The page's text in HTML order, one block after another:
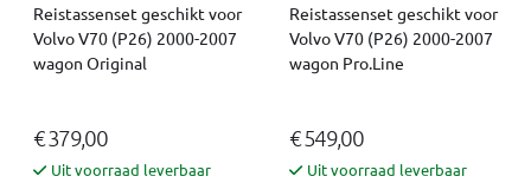
Reistassenset geschikt voor
Volvo V70 (P26) 2000-2007
wagon Original
€ 379,00
Uit voorraad leverbaar
Reistassenset geschikt voor
Volvo V70 (P26) 2000-2007
wagon Pro.Line
€ 549,00
Uit voorraad leverbaar